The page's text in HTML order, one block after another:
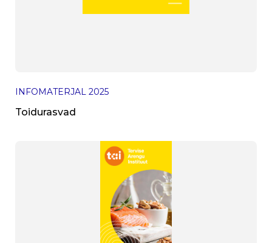
INFOMATERJAL 2025
Toidurasvad